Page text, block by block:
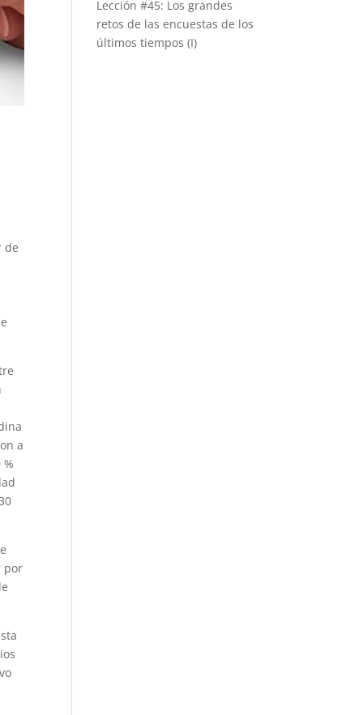
de
a
por
Lección #45: Los grandes
retos de las encuestas de los
últimos tiempos (I)